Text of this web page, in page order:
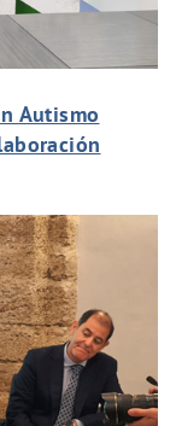
Autismo